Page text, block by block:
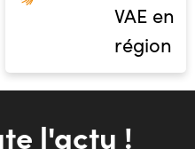
VAE en
région
l'actu !